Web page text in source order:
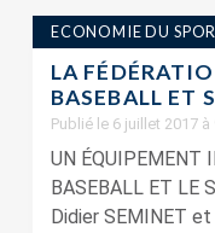
ECONOMIE DU
LA
BASEBALL ET
Publié le 6 juillet 2017 à
UN ÉQUIPEMENT
BASEBALL ET LE
Didier SEMINET et